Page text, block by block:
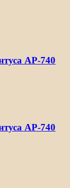
АР-740
АР-740